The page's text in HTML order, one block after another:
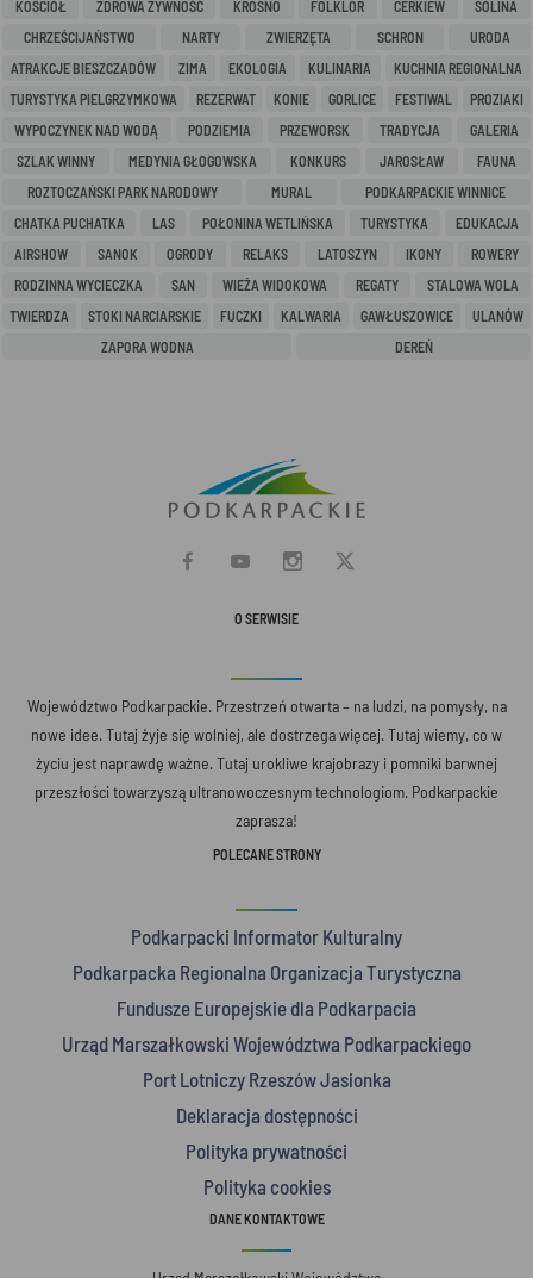
KOŚCIÓŁ
ZDROWA ŻYWNOŚĆ KROSNO FOLKLOR CERKIEW
SOLINA
CHRZEŚCIJAŃSTWO
NARTY ZWIERZĘTA SCHRON
URODA
ATRAKCJE BIESZCZADÓW
ZIMA EKOLOGIA KULINARIA
KUCHNIA REGIONALNA
TURYSTYKA PIELGRZYMKOWA
REZERWAT KONIE GORLICE FESTIWAL
PROZIAKI
WYPOCZYNEK NAD WODĄ
PODZIEMIA PRZEWORSK TRADYCJA
GALERIA
SZLAK WINNY
MEDYNIA GŁOGOWSKA KONKURS JAROSŁAW
FAUNA
ROZTOCZAŃSKI PARK NARODOWY
MURAL
PODKARPACKIE WINNICE
CHATKA PUCHATKA
LAS POŁONINA WETLIŃSKA TURYSTYKA
EDUKACJA
AIRSHOW
SANOK OGRODY RELAKS LATOSZYN IKONY
ROWERY
RODZINNA WYCIECZKA
SAN WIEŻA WIDOKOWA REGATY
STALOWA WOLA
TWIERDZA
STOKI NARCIARSKIE FUCZKI KALWARIA GAWŁUSZOWICE
ULANÓW
ZAPORA WODNA
DEREŃ
O SERWISIE
Województwo Podkarpackie. Przestrzeń otwarta – na ludzi, na pomysły, na
nowe idee. Tutaj żyje się wolniej, ale dostrzega więcej. Tutaj wiemy, co w
życiu jest naprawdę ważne. Tutaj urokliwe krajobrazy i pomniki barwnej
przeszłości towarzyszą ultranowoczesnym technologiom. Podkarpackie
zaprasza!
POLECANE STRONY
Podkarpacki Informator Kulturalny
Podkarpacka Regionalna Organizacja Turystyczna
Fundusze Europejskie dla Podkarpacia
Urząd Marszałkowski Województwa Podkarpackiego
Port Lotniczy Rzeszów Jasionka
Deklaracja dostępności
Polityka prywatności
Polityka cookies
DANE KONTAKTOWE